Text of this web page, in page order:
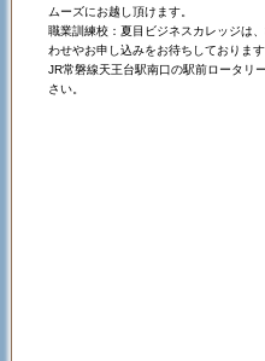
ムーズにお越し頂けます。
職業訓練校：夏目ビジネスカレッジは
わせやお申し込みをお待ちしております
JR常磐線天王台駅南口の駅前ロータリ
さい。